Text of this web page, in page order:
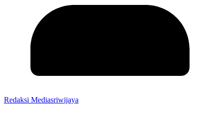
Redaksi Mediasriwijaya